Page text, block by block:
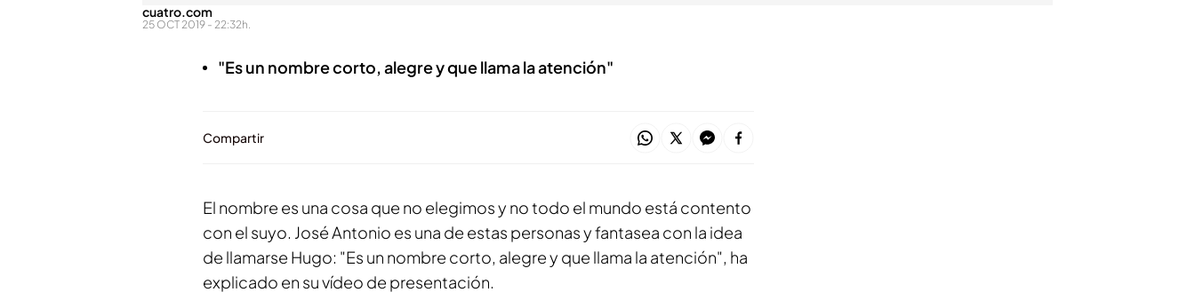
cuatro.com
25 OCT 2019 - 22:32h.
"Es un nombre corto, alegre y que llama la atención"
Compartir
El nombre es una cosa que no elegimos y no todo el mundo está contento
con el suyo. José Antonio es una de estas personas y fantasea con la idea
de llamarse Hugo: "Es un nombre corto, alegre y que llama la atención", ha
explicado en su vídeo de presentación.